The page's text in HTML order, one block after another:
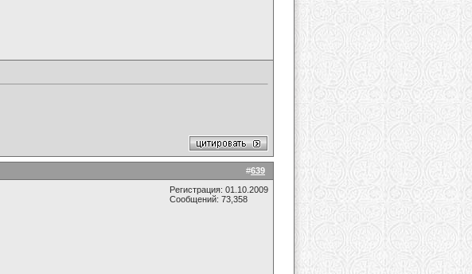
#639
Регистрация: 01.10.2009
Сообщений: 73,358